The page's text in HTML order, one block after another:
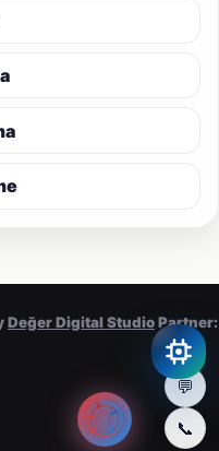
Değer Digital StudioPartner:
💬
📞